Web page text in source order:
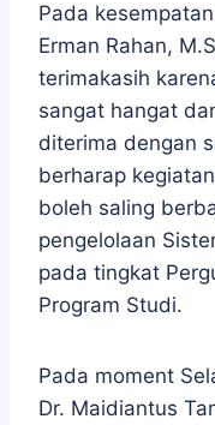
Pada
Erman Rahan,
terimakasih
sangat hangat
diterima dengan
berharap
boleh saling
pengelolaan
pada tingkat
Program Studi.
Pada moment
Dr. Maidiantus